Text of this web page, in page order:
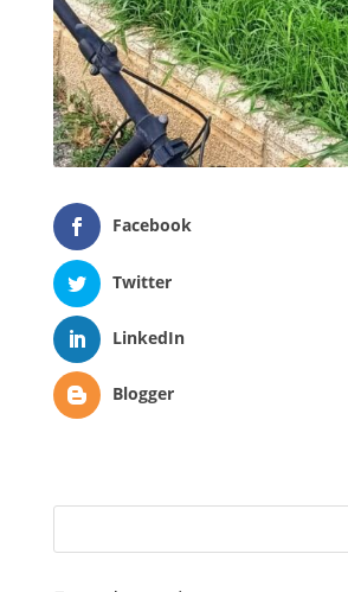
Facebook
Twitter
LinkedIn
Blogger